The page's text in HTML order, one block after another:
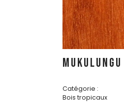
MUKULUNGU
Catégorie :
Bois tropicaux